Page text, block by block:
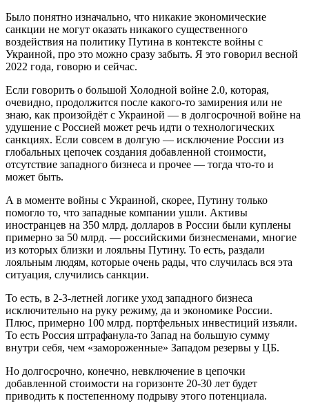
Было понятно изначально, что никакие экономические
санкции не могут оказать никакого существенного
воздействия на политику Путина в контексте войны с
Украиной, про это можно сразу забыть. Я это говорил весной
2022 года, говорю и сейчас.
Если говорить о большой Холодной войне 2.0, которая,
очевидно, продолжится после какого-то замирения или не
знаю, как произойдёт с Украиной — в долгосрочной войне на
удушение с Россией может речь идти о технологических
санкциях. Если совсем в долгую — исключение России из
глобальных цепочек создания добавленной стоимости,
отсутствие западного бизнеса и прочее — тогда что-то и
может быть.
А в моменте войны с Украиной, скорее, Путину только
помогло то, что западные компании ушли. Активы
иностранцев на 350 млрд. долларов в России были куплены
примерно за 50 млрд. — российскими бизнесменами, многие
из которых близки и лояльны Путину. То есть, раздали
лояльным людям, которые очень рады, что случилась вся эта
ситуация, случились санкции.
То есть, в 2-3-летней логике уход западного бизнеса
исключительно на руку режиму, да и экономике России.
Плюс, примерно 100 млрд. портфельных инвестиций изъяли.
То есть Россия штрафанула-то Запад на большую сумму
внутри себя, чем «замороженные» Западом резервы у ЦБ.
Но долгосрочно, конечно, невключение в цепочки
добавленной стоимости на горизонте 20-30 лет будет
приводить к постепенному подрыву этого потенциала.